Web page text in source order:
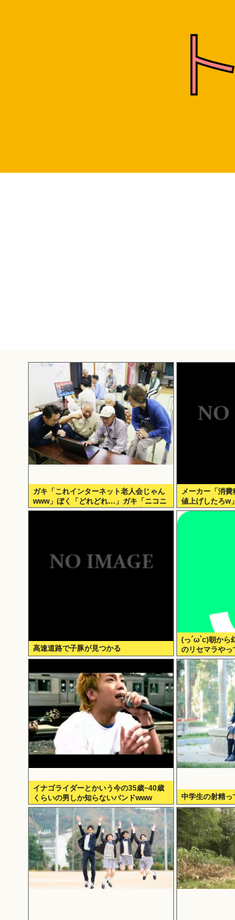
ガキ「これインターネット老人会じゃん
www」ぼく「どれどれ…」ガキ「ニコニ
コ！らきすた！ボカロ！」ぼく「は
メーカー「消
値上げしたろw
高速道路で子豚が見つかる
(っ´ω`c)朝から
のリセマラやっ
イナゴライダーとかいう今の35歳~40歳
くらいの男しか知らないバンドwww
中学生の射精っ